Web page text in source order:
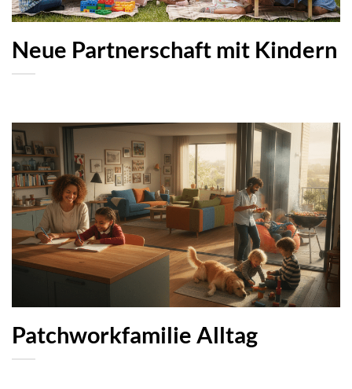
Neue Partnerschaft mit Kindern
Patchworkfamilie Alltag